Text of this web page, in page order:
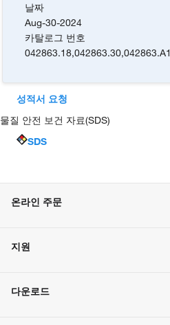
날짜
Aug-30-2024
카탈로그 번호
042863.18,042863.30,042863.A1
성적서 요청
물질 안전 보건 자료(SDS)
SDS
온라인 주문
주문 방법
벌크 주문
지원
고객 센터
다운로드